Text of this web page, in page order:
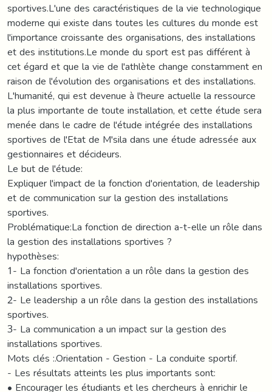
sportives.L'une des caractéristiques de la vie technologique
moderne qui existe dans toutes les cultures du monde est
l'importance croissante des organisations, des installations
et des institutions.Le monde du sport est pas différent à
cet égard et que la vie de l'athlète change constamment en
raison de l'évolution des organisations et des installations.
L'humanité, qui est devenue à l'heure actuelle la ressource
la plus importante de toute installation, et cette étude sera
menée dans le cadre de l'étude intégrée des installations
sportives de l'Etat de M'sila dans une étude adressée aux
gestionnaires et décideurs.
Le but de l'étude:
Expliquer l'impact de la fonction d'orientation, de leadership
et de communication sur la gestion des installations
sportives.
Problématique:La fonction de direction a-t-elle un rôle dans
la gestion des installations sportives ?
hypothèses:
1- La fonction d'orientation a un rôle dans la gestion des
installations sportives.
2- Le leadership a un rôle dans la gestion des installations
sportives.
3- La communication a un impact sur la gestion des
installations sportives.
Mots clés :.Orientation - Gestion - La conduite sportif.
- Les résultats atteints les plus importants sont:
• Encourager les étudiants et les chercheurs à enrichir le